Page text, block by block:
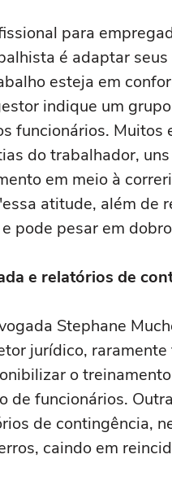
para
é adaptar
esteja em
indique um
funcionários.
do trabalhador,
em meio à
atitude, além de
pode pesar em
e relatórios de
Stephane
jurídico,
o
de funcionários.
de contingência,
caindo em